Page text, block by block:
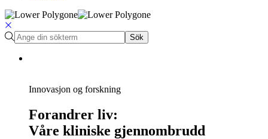
Sök
Innovasjon og forskning
Forandrer liv:
Våre kliniske gjennombrudd